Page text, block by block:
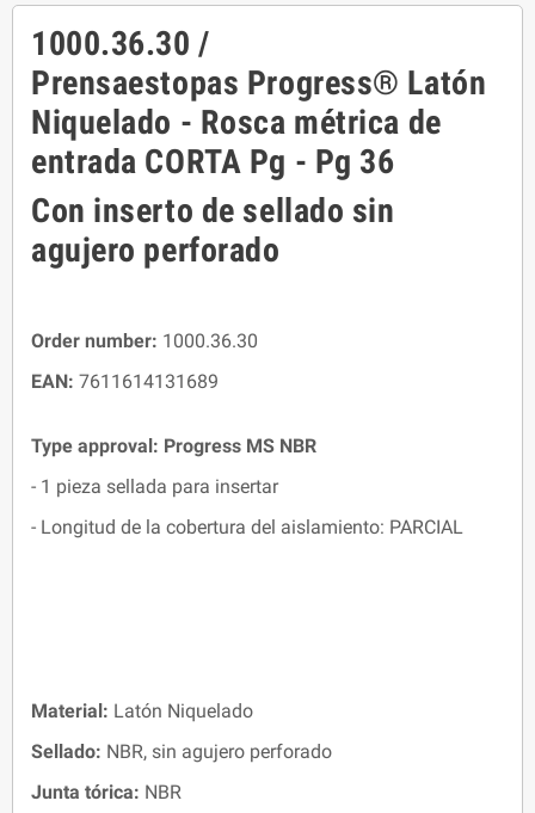
1000.36.30 /
Prensaestopas Progress® Latón
Niquelado - Rosca métrica de
entrada CORTA Pg - Pg 36
Con inserto de sellado sin
agujero perforado
Order number: 1000.36.30
EAN: 7611614131689
Type approval: Progress MS NBR
- 1 pieza sellada para insertar
- Longitud de la cobertura del aislamiento: PARCIAL
Material: Latón Niquelado
Sellado: NBR, sin agujero perforado
Junta tórica: NBR